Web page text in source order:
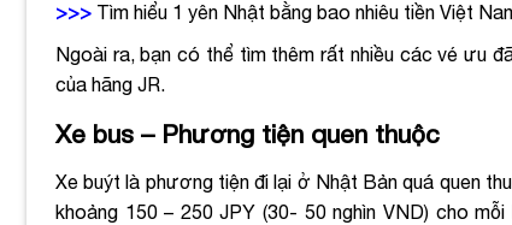
>>> Tìm hiểu 1 yên Nhật bằng bao nhiêu tiền Việt
Ngoài ra, bạn có thể tìm thêm rất nhiều các vé ưu
của hãng JR.
Xe bus – Phương tiện quen thuộc
Xe buýt là phương tiện đi lại ở Nhật Bản quá quen
khoảng 150 – 250 JPY (30- 50 nghìn VND) cho